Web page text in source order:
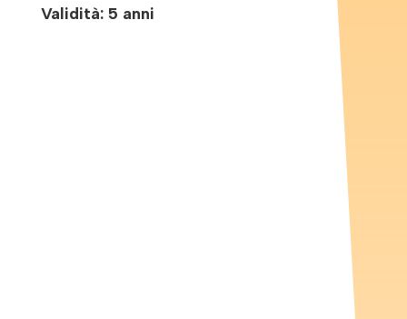
Validità: 5 anni